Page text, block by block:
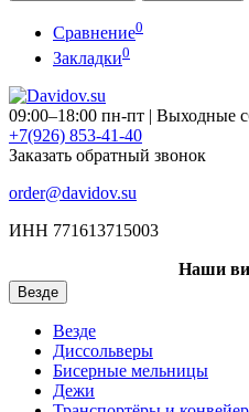
Сравнение0
Закладки0
09:00–18:00 пн-пт | Выходные
+7(926) 853-41-40
Заказать обратный звонок
order@davidov.su
ИНН 771613715003
Наши
Везде
Везде
Диссольверы
Бисерные мельницы
Дежи